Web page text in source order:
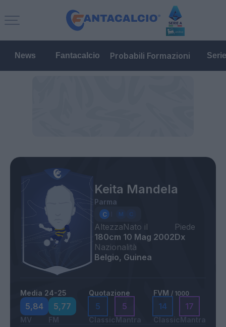
News Fantacalcio Probabili Formazioni
Keita Mandela
Parma
Altezza
180cm
Nato il
10 Mag 2002
Piede
Dx
Nazionalità
Belgio, Guinea
Media 24-25
5,84
MV
5,77
FM
Quotazione
5
Classic
5
Mantra
FVM / 1000
14
Classic
17
Mantra